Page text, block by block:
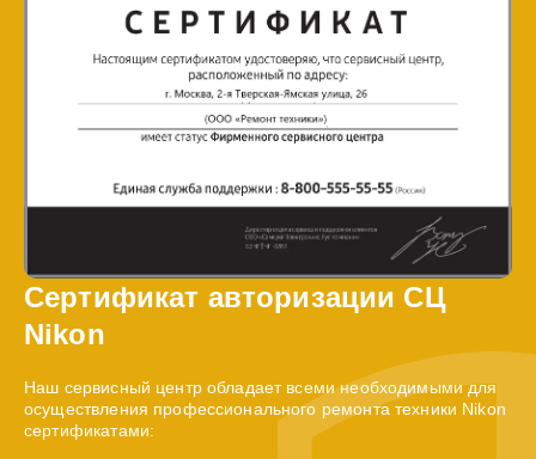
Сертификат авторизации СЦ
Nikon
Наш сервисный центр обладает всеми необходимыми для
осуществления профессионального ремонта техники Nikon
сертификатами: